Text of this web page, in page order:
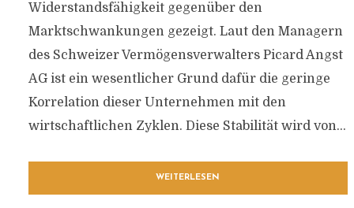
Widerstandsfähigkeit gegenüber den
Marktschwankungen gezeigt. Laut den Managern
des Schweizer Vermögensverwalters Picard Angst
AG ist ein wesentlicher Grund dafür die geringe
Korrelation dieser Unternehmen mit den
wirtschaftlichen Zyklen. Diese Stabilität wird von...
WEITERLESEN